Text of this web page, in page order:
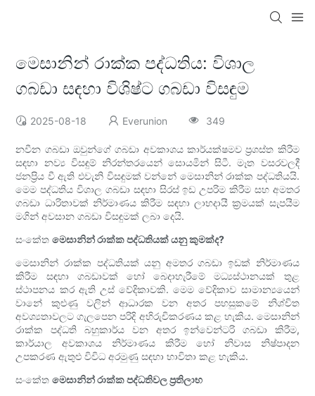
මෙසානින් රාක්ක පද්ධතිය: විශාල
ගබඩා සඳහා විශිෂ්ට ගබඩා විසඳුම
2025-08-18 Everunion 349
නවීන ගබඩා ඔවුන්ගේ ගබඩා අවකාශය කාර්යක්ෂමව ප්‍රශස්ත කිරීම
සඳහා නව්‍ය විසඳුම් නිරන්තරයෙන් සොයමින් සිටී. මෑත වසරවලදී
ජනප්‍රිය වී ඇති එවැනි විසඳුමක් වන්නේ මෙසානින් රාක්ක පද්ධතියයි.
මෙම පද්ධතිය විශාල ගබඩා සඳහා සිරස් ඉඩ උපරිම කිරීම සහ අමතර
ගබඩා ධාරිතාවක් නිර්මාණය කිරීම සඳහා ලාභදායී ක්‍රමයක් සැපයීම
මගින් අවසාන ගබඩා විසඳුමක් ලබා දෙයි.
සංකේතමෙසානින් රාක්ක පද්ධතියක් යනු කුමක්ද?
මෙසානින් රාක්ක පද්ධතියක් යනු අමතර ගබඩා ඉඩක් නිර්මාණය
කිරීම සඳහා ගබඩාවක් හෝ බෙදාහැරීමේ මධ්‍යස්ථානයක් තුළ
ස්ථාපනය කර ඇති උස් වේදිකාවකි. මෙම වේදිකාව සාමාන්‍යයෙන්
වානේ කුළුණු වලින් ආධාරක වන අතර පහසුකමේ නිශ්චිත
අවශ්‍යතාවලට ගැලපෙන පරිදි අභිරුචිකරණය කළ හැකිය. මෙසානින්
රාක්ක පද්ධති බහුකාර්ය වන අතර ඉන්වෙන්ටරි ගබඩා කිරීම,
කාර්යාල අවකාශය නිර්මාණය කිරීම හෝ නිවාස නිෂ්පාදන
උපකරණ ඇතුළු විවිධ අරමුණු සඳහා භාවිතා කළ හැකිය.
සංකේතමෙසානින් රාක්ක පද්ධතිවල ප්‍රතිලාභ